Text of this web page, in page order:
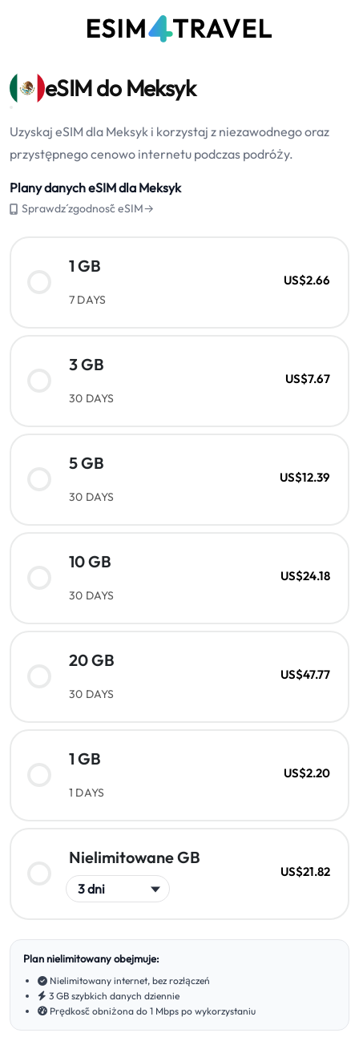
eSIM do Meksyk
Uzyskaj eSIM dla Meksyk i korzystaj z niezawodnego oraz
przystępnego cenowo internetu podczas podróży.
Plany danych eSIM dla Meksyk
Sprawdź zgodność eSIM→
1 GB
7 DAYS
US$2.66
3 GB
30 DAYS
US$7.67
5 GB
30 DAYS
US$12.39
10 GB
30 DAYS
US$24.18
20 GB
30 DAYS
US$47.77
1 GB
1 DAYS
US$2.20
Nielimitowane GB
US$21.82
Plan nielimitowany obejmuje:
Nielimitowany internet, bez rozłączeń
3 GB szybkich danych dziennie
Prędkość obniżona do 1 Mbps po wykorzystaniu